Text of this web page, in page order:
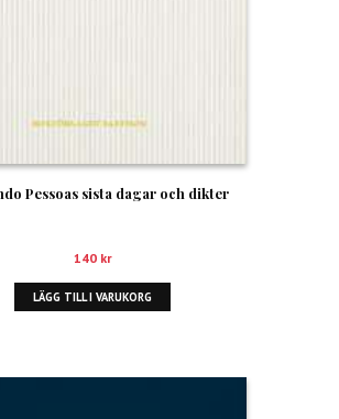
Pessoas sista dagar och dikter
140 kr
LÄGG TILL I VARUKORG